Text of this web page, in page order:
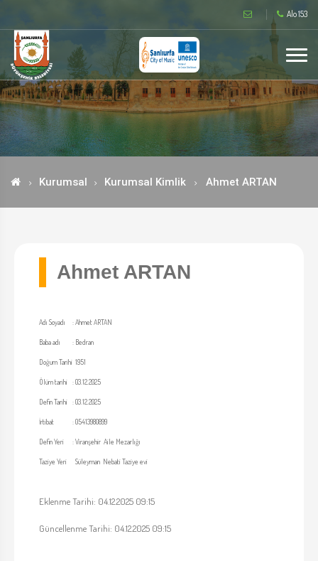
Alo 153
Kurumsal Kurumsal Kimlik Ahmet ARTAN
Ahmet ARTAN
Adı Soyadı :Ahmet ARTAN
Baba adı : Bedran
Doğum Tarihi 1951
Ölüm tarihi :03.12.2025
Defin Tarihi :03.12.2025
İrtibat :05413980899
Defin Yeri :Viranşehir Aile Mezarlığı
Taziye Yeri Süleyman Nebati Taziye evi
Eklenme Tarihi: 04.12.2025 09:15
Güncellenme Tarihi: 04.12.2025 09:15